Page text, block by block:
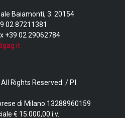
Baiamonti, 3. 20154
02 87211381
+39 02 29062784
Rights Reserved. / P.I.
di Milano 13288960159
€ 15.000,00 i.v.